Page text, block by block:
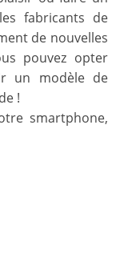
fabricants de
de nouvelles
pouvez opter
un modèle de
!
smartphone,